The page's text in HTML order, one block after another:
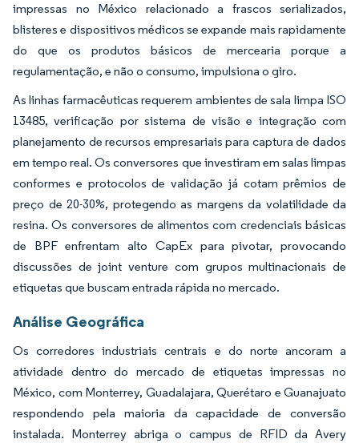
impressas no México relacionado a frascos serializados,
blisteres e dispositivos médicos se expande mais rapidamente
do que os produtos básicos de mercearia porque a
regulamentação, e não o consumo, impulsiona o giro.
As linhas farmacêuticas requerem ambientes de sala limpa ISO
13485, verificação por sistema de visão e integração com
planejamento de recursos empresariais para captura de dados
em tempo real. Os conversores que investiram em salas limpas
conformes e protocolos de validação já cotam prêmios de
preço de 20-30%, protegendo as margens da volatilidade da
resina. Os conversores de alimentos com credenciais básicas
de BPF enfrentam alto CapEx para pivotar, provocando
discussões de joint venture com grupos multinacionais de
etiquetas que buscam entrada rápida no mercado.
Análise Geográfica
Os corredores industriais centrais e do norte ancoram a
atividade dentro do mercado de etiquetas impressas no
México, com Monterrey, Guadalajara, Querétaro e Guanajuato
respondendo pela maioria da capacidade de conversão
instalada. Monterrey abriga o campus de RFID da Avery